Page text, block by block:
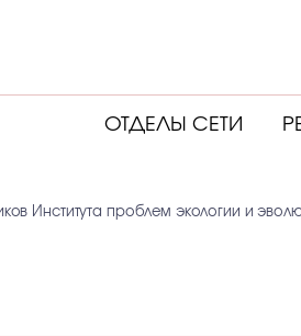
ОТДЕЛЫ СЕТИ
Института проблем экологии и